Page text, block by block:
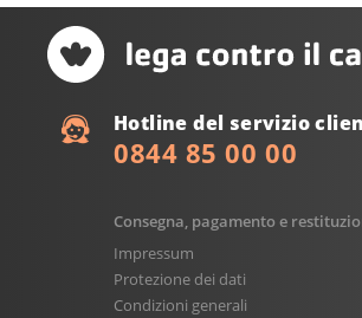
Hotline del servizio
0844 85 00 00
Consegna, pagamento e
Impressum
Protezione dei dati
Condizioni generali